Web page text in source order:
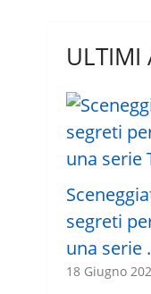
ULTIMI
segreti
una serie
18 Giugno